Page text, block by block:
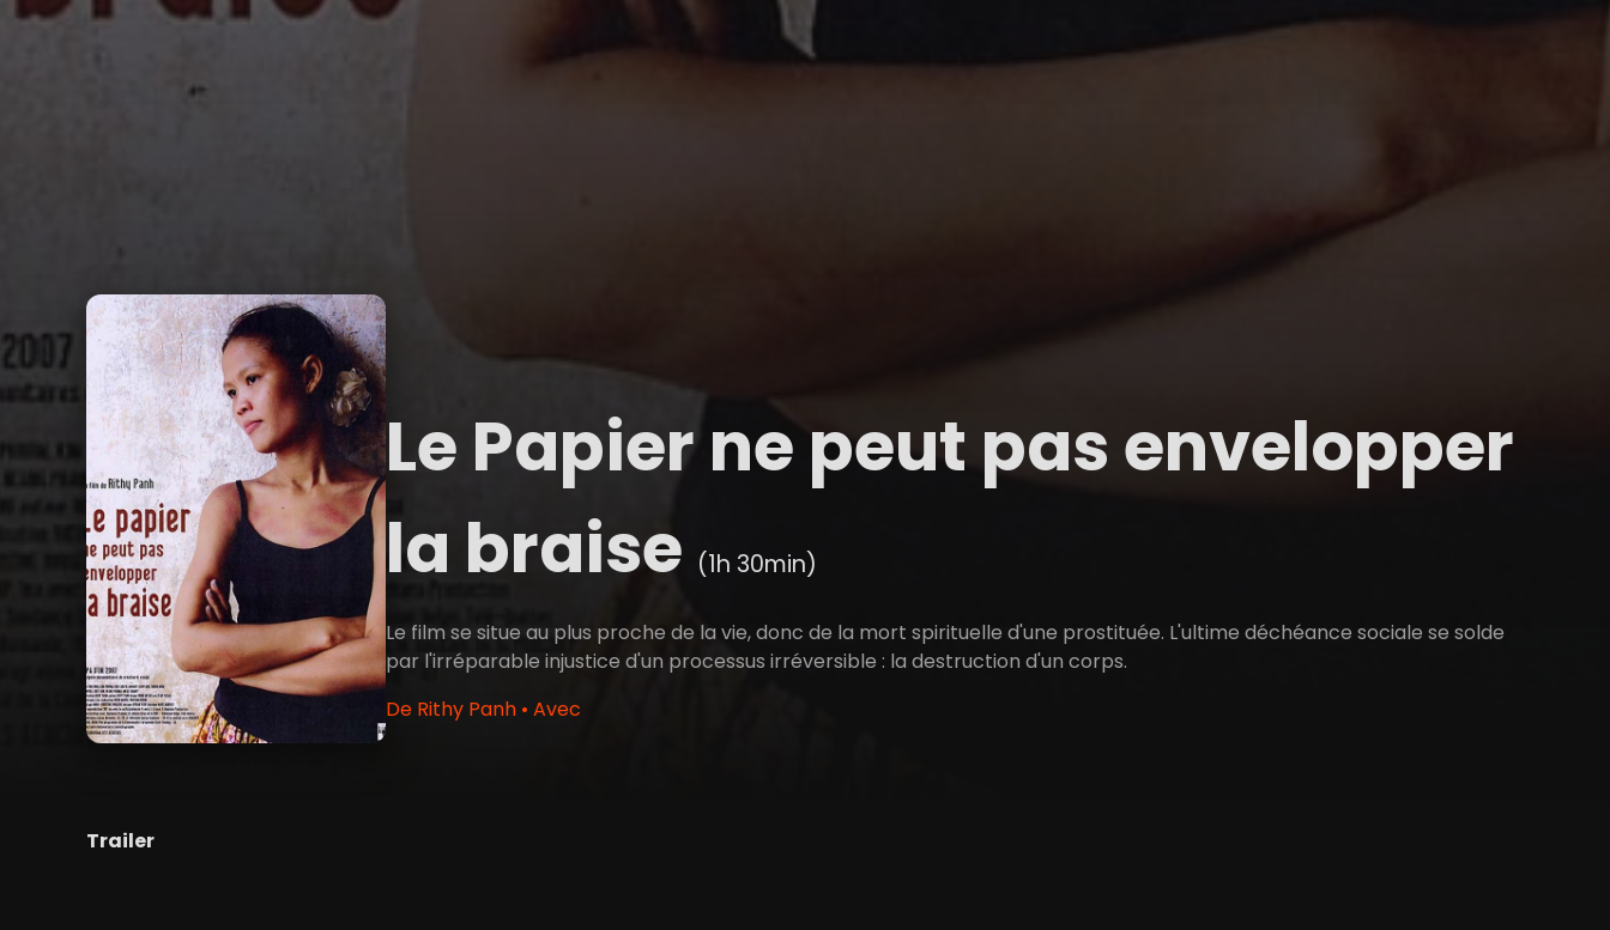
Le Papier ne peut pas envelopper
la braise (1h 30min)
Le film se situe au plus proche de la vie, donc de la mort spirituelle d'une prostituée. L'ultime déchéance sociale se solde
par l'irréparable injustice d'un processus irréversible : la destruction d'un corps.
De Rithy Panh • Avec
Trailer